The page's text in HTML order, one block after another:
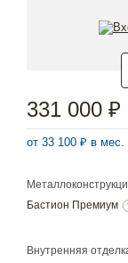
Бастион Премиум
Внутренняя
331 000 ₽
от 33 100 ₽ в мес.